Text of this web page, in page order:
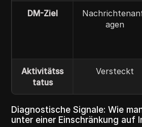
DM-Ziel
agen
Aktivitätss
tatus
Versteckt
Diagnostische Signale: Wie
unter einer Einschränkung auf